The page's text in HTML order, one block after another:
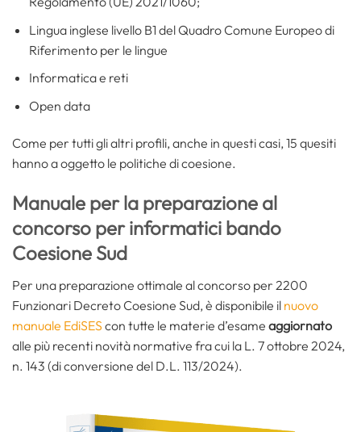
Lingua inglese livello B1 del Quadro Comune Europeo di
Riferimento per le lingue
Informatica e reti
Open data
Come per tutti gli altri profili, anche in questi casi, 15 quesiti
hanno a oggetto le politiche di coesione.
Manuale per la preparazione al
concorso per informatici bando
Coesione Sud
Per una preparazione ottimale al concorso per 2200
Funzionari Decreto Coesione Sud, è disponibile il nuovo
manuale EdiSES con tutte le materie d’esame aggiornato
alle più recenti novità normative fra cui la L. 7 ottobre 2024,
n. 143 (di conversione del D.L. 113/2024).